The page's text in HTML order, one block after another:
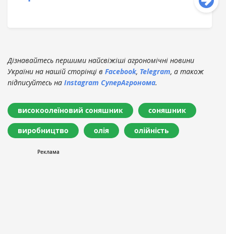
Дізнавайтесь першими найсвіжіші агрономічні новини
України на нашій сторінці в Facebook, Telegram, а також
підписуйтесь на Instagram СуперАгронома.
високоолеїновий соняшник соняшник
виробництво олія олійність